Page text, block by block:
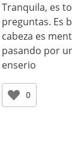
Tranquila, es
preguntas. Es
cabeza es
pasando por
enserio
0